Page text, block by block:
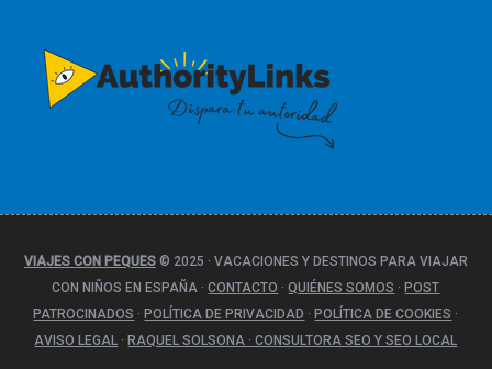
o
r
í
VIAJES CON PEQUES© 2025 · VACACIONES Y DESTINOS PARA VIAJAR
CON NIÑOS EN ESPAÑA · CONTACTO · QUIÉNES SOMOS · POST
PATROCINADOS · POLÍTICA DE PRIVACIDAD · POLÍTICA DE COOKIES ·
AVISO LEGAL · RAQUEL SOLSONA · CONSULTORA SEO Y SEO LOCAL